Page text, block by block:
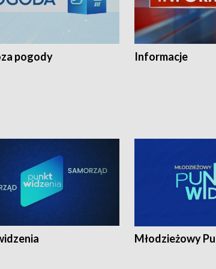
pogody Informacje
Młodzieżowy